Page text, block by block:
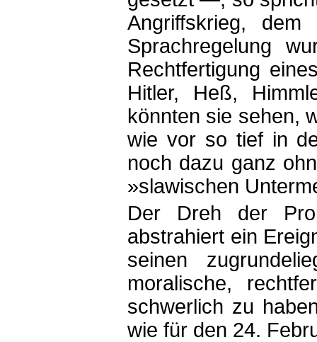
Angriffskrieg,
Sprachregelung
Rechtfertigung
Hitler, Heß,
könnten sie sehen,
wie vor so tief in
noch dazu ganz
»slawischen
Der Dreh der
abstrahiert ein
seinen
moralische,
schwerlich zu
wie für den 24.